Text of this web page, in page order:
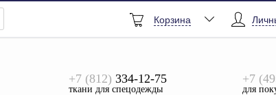
Все
Корзина
+7 (812) 334-12-75
ткани для спецодежды
+7
для